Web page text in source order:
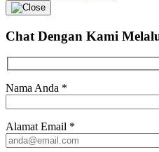
Chat Dengan Kami
Nama Anda *
Alamat Email *